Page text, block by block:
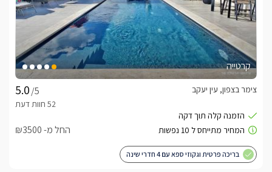
קרטייה
/5
צימר בצפון, עין יעקב
החל מ- ₪3500
בריכה פרטית וגקוזי ספא עם 4 חדרי שינה